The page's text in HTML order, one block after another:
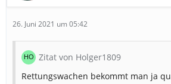
26. Juni 2021 um 05:42
Zitat von Holger1809
Rettungswachen bekommt man ja